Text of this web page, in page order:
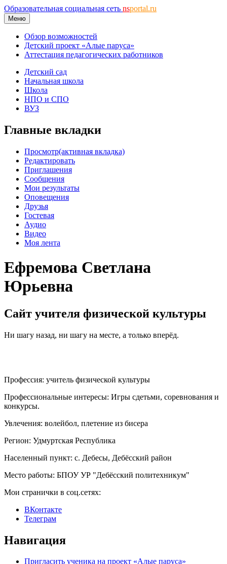
Образовательная социальная сеть nsportal.ru
Меню
Обзор возможностей
Детский проект «Алые паруса»
Аттестация педагогических работников
Детский сад
Начальная школа
Школа
НПО и СПО
ВУЗ
Главные вкладки
Просмотр(активная вкладка)
Редактировать
Приглашения
Сообщения
Мои результаты
Оповещения
Друзья
Гостевая
Аудио
Видео
Моя лента
Ефремова Светлана
Юрьевна
Cайт учителя физической культуры
Ни шагу назад, ни шагу на месте, а только вперёд.
Профессия: учитель физической культуры
Профессиональные интересы: Игры сдетьми, соревнования и
конкурсы.
Увлечения: волейбол, плетение из бисера
Регион: Удмуртская Республика
Населенный пункт: c. Дебесы, Дебёсский район
Место работы: БПОУ УР "Дебёсский политехникум"
Мои странички в соц.сетях:
ВКонтакте
Телеграм
Навигация
Пригласить ученика на проект «Алые паруса»